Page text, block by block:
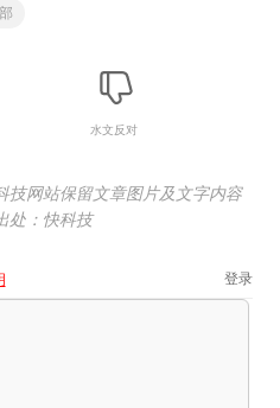
水文反对
技网站保留文章图片及文字内容
处：快科技
登录